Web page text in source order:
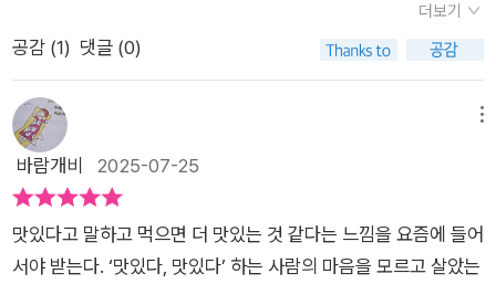
있는 것을 나누어 먹는 것이 익숙하지만, 혼자 사는 이들이 늘어
가는 요즈음에는 이런것도 설득력 있다. 혼자 뛰쳐나가 맛있는 안
더보기
공감 (1) 댓글 (0)
바람개비 2025-07-25
맛있다고 말하고 먹으면 더 맛있는 것 같다는 느낌을 요즘에 들어
서야 받는다. ‘맛있다, 맛있다’ 하는 사람의 마음을 모르고 살았는